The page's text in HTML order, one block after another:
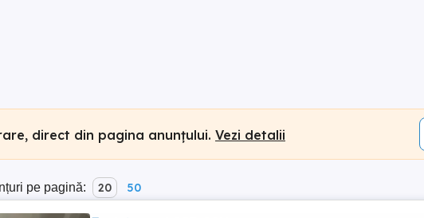
direct din pagina anunțului. Vezi detalii
pe pagină: 20 50